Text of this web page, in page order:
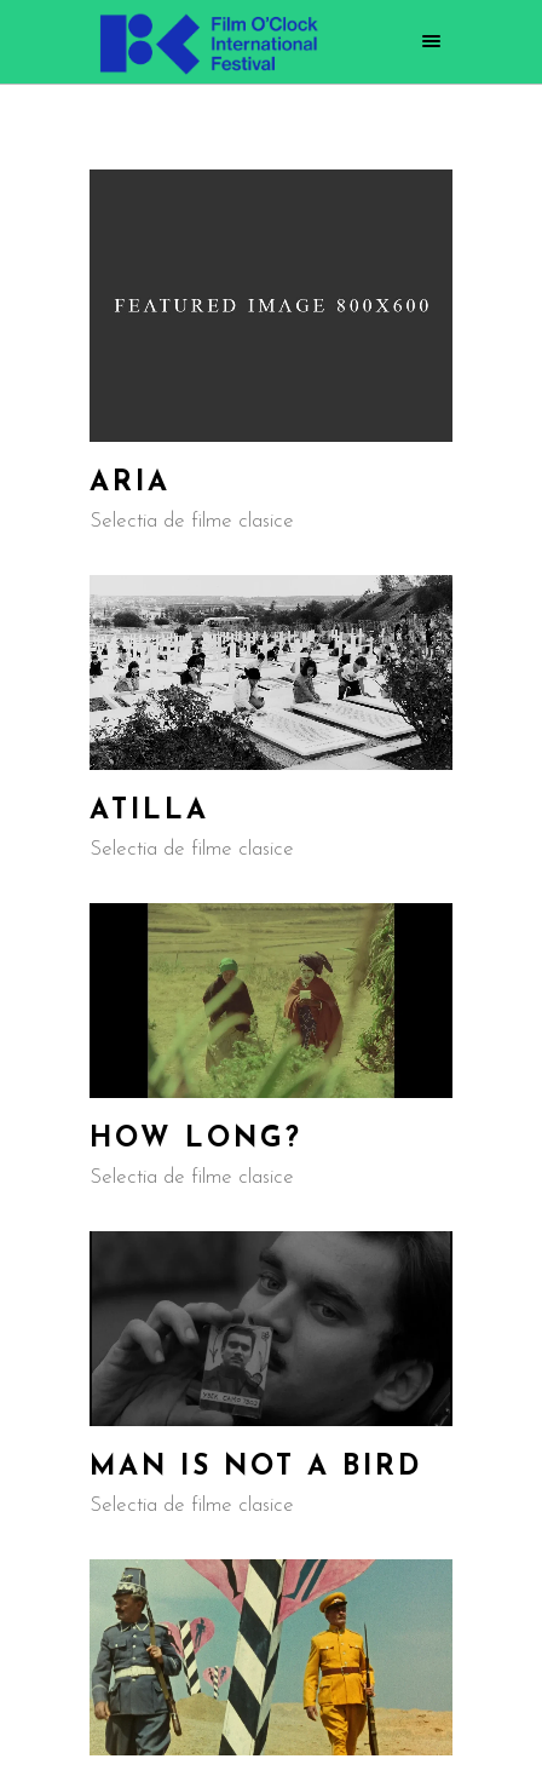
ARIA
Selectia de filme clasice
ATILLA
Selectia de filme clasice
HOW LONG?
Selectia de filme clasice
MAN IS NOT A BIRD
Selectia de filme clasice